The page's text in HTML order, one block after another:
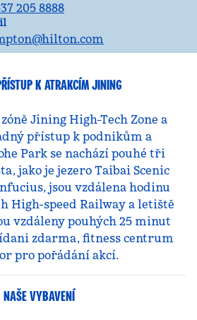
205 8888
@hilton.com
K ATRAKCÍM JINING
Jining High-Tech Zone a
přístup k podnikům a
Park se nachází pouhé tři
jako je jezero Taibai Scenic
jsou vzdálena hodinu
High-speed Railway a letiště
vzdáleny pouhých 25 minut
zdarma, fitness centrum
pro pořádání akcí.
NAŠE VYBAVENÍ